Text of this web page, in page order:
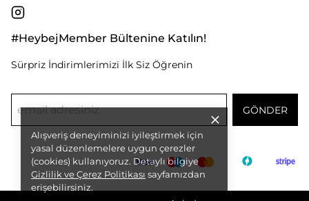
Alışveriş deneyiminizi iyileştirmek için
yasal düzenlemelere uygun çerezler
(cookies) kullanıyoruz. Detaylı bilgiye
Gizlilik ve Çerez Politikası sayfamızdan
erişebilirsiniz.
#HeybejMember Bültenine Katılın!
Sürpriz İndirimlerimizi İlk Siz Öğrenin
GÖNDER